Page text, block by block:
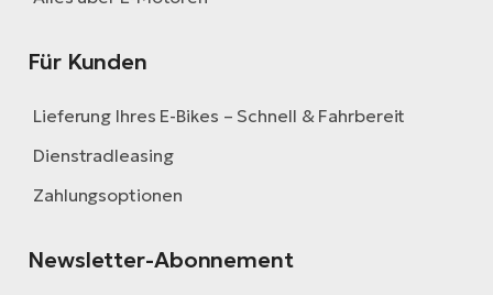
Für Kunden
Lieferung Ihres E-Bikes – Schnell & Fahrbereit
Dienstradleasing
Zahlungsoptionen
Newsletter-Abonnement